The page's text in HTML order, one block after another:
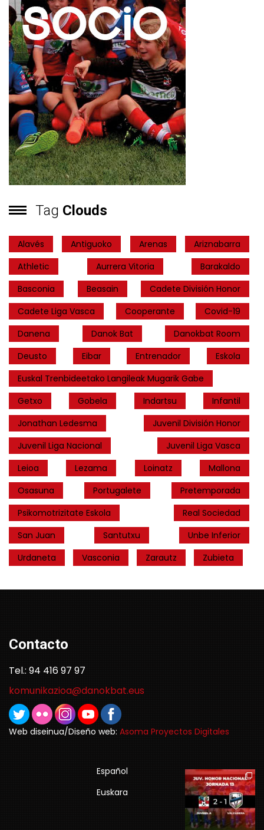
Tag Clouds
Alavés Antiguoko Arenas
Ariznabarra
Athletic
Aurrera Vitoria
Barakaldo
Basconia
Beasain
Cadete División Honor
Cadete Liga Vasca
Cooperante
Covid-19
Danena
Danok Bat
Danokbat Room
Deusto
Eibar Entrenador
Eskola
Euskal Trenbideetako Langileak Mugarik Gabe
Getxo
Gobela Indartsu
Infantil
Jonathan Ledesma
Juvenil División Honor
Juvenil Liga Nacional
Juvenil Liga Vasca
Leioa
Lezama Loinatz
Mallona
Osasuna
Portugalete
Pretemporada
Psikomotrizitate Eskola
Real Sociedad
San Juan
Santutxu
Unbe Inferior
Urdaneta
Vasconia Zarautz Zubieta
Contacto
Tel.: 94 416 97 97
komunikazioa@danokbat.eus
Web diseinua/Diseño web: Asoma Proyectos Digitales
Español
Euskara